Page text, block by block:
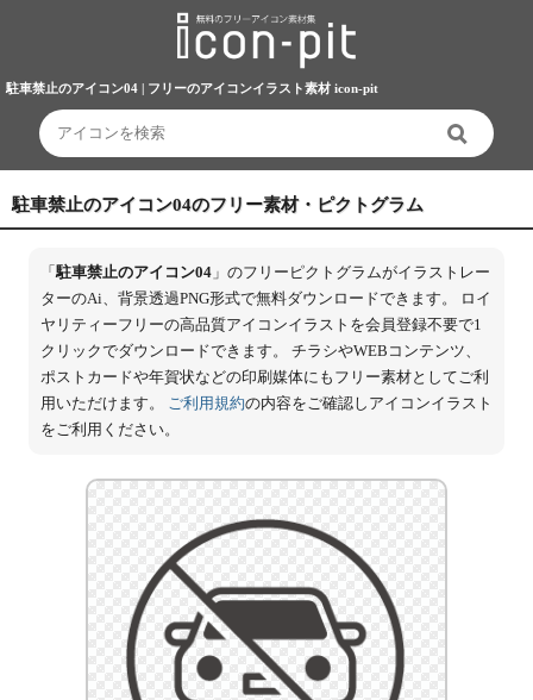
駐車禁止のアイコン04 | フリーのアイコンイラスト素材 icon-pit
駐車禁止のアイコン04のフリー素材・ピクトグラム
「駐車禁止のアイコン04」のフリーピクトグラムがイラストレー
ターのAi、背景透過PNG形式で無料ダウンロードできます。 ロイ
ヤリティーフリーの高品質アイコンイラストを会員登録不要で1
クリックでダウンロードできます。 チラシやWEBコンテンツ、
ポストカードや年賀状などの印刷媒体にもフリー素材としてご利
用いただけます。 ご利用規約の内容をご確認しアイコンイラスト
をご利用ください。